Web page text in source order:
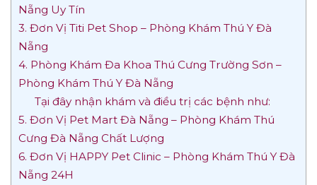
Nẵng Uy Tín
3. Đơn Vị Titi Pet Shop – Phòng Khám Thú Y Đà
Nẵng
4. Phòng Khám Đa Khoa Thú Cưng Trường Sơn –
Phòng Khám Thú Y Đà Nẵng
Tại đây nhận khám và điều trị các bệnh như:
5. Đơn Vị Pet Mart Đà Nẵng – Phòng Khám Thú
Cưng Đà Nẵng Chất Lượng
6. Đơn Vị HAPPY Pet Clinic – Phòng Khám Thú Y Đà
Nẵng 24H